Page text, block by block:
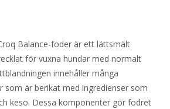
Balance-foder är ett lättsmält
för vuxna hundar med normalt
innehåller många
som är berikat med ingredienser som
keso. Dessa komponenter gör fodret